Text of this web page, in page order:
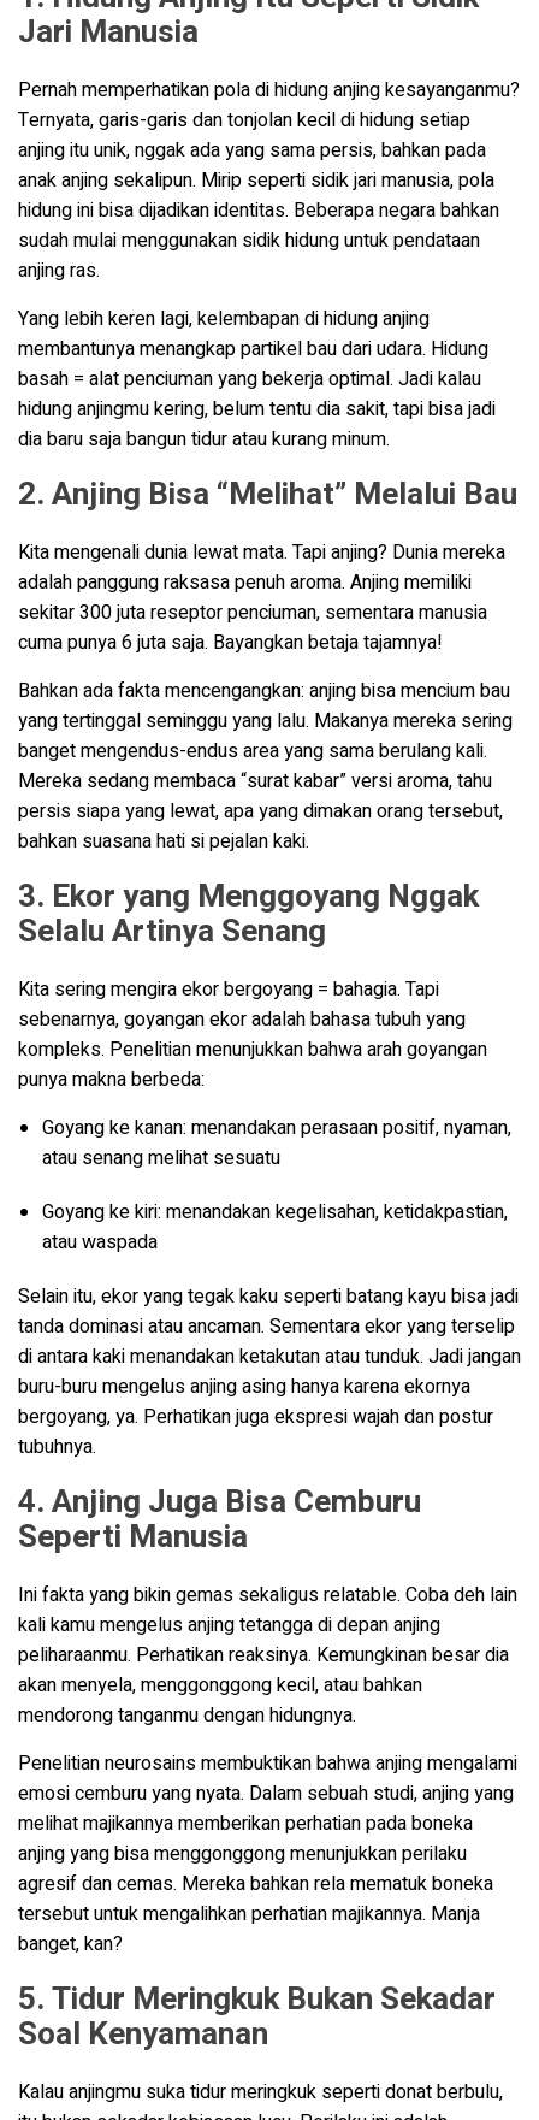
Jari Manusia
Pernah memperhatikan pola di hidung anjing kesayanganmu?
Ternyata, garis-garis dan tonjolan kecil di hidung setiap
anjing itu unik, nggak ada yang sama persis, bahkan pada
anak anjing sekalipun. Mirip seperti sidik jari manusia, pola
hidung ini bisa dijadikan identitas. Beberapa negara bahkan
sudah mulai menggunakan sidik hidung untuk pendataan
anjing ras.
Yang lebih keren lagi, kelembapan di hidung anjing
membantunya menangkap partikel bau dari udara. Hidung
basah = alat penciuman yang bekerja optimal. Jadi kalau
hidung anjingmu kering, belum tentu dia sakit, tapi bisa jadi
dia baru saja bangun tidur atau kurang minum.
2. Anjing Bisa “Melihat” Melalui Bau
Kita mengenali dunia lewat mata. Tapi anjing? Dunia mereka
adalah panggung raksasa penuh aroma. Anjing memiliki
sekitar 300 juta reseptor penciuman, sementara manusia
cuma punya 6 juta saja. Bayangkan betaja tajamnya!
Bahkan ada fakta mencengangkan: anjing bisa mencium bau
yang tertinggal seminggu yang lalu. Makanya mereka sering
banget mengendus-endus area yang sama berulang kali.
Mereka sedang membaca “surat kabar” versi aroma, tahu
persis siapa yang lewat, apa yang dimakan orang tersebut,
bahkan suasana hati si pejalan kaki.
3. Ekor yang Menggoyang Nggak
Selalu Artinya Senang
Kita sering mengira ekor bergoyang = bahagia. Tapi
sebenarnya, goyangan ekor adalah bahasa tubuh yang
kompleks. Penelitian menunjukkan bahwa arah goyangan
punya makna berbeda:
Goyang ke kanan: menandakan perasaan positif, nyaman,
atau senang melihat sesuatu
Goyang ke kiri: menandakan kegelisahan, ketidakpastian,
atau waspada
Selain itu, ekor yang tegak kaku seperti batang kayu bisa jadi
tanda dominasi atau ancaman. Sementara ekor yang terselip
di antara kaki menandakan ketakutan atau tunduk. Jadi jangan
buru-buru mengelus anjing asing hanya karena ekornya
bergoyang, ya. Perhatikan juga ekspresi wajah dan postur
tubuhnya.
4. Anjing Juga Bisa Cemburu
Seperti Manusia
Ini fakta yang bikin gemas sekaligus relatable. Coba deh lain
kali kamu mengelus anjing tetangga di depan anjing
peliharaanmu. Perhatikan reaksinya. Kemungkinan besar dia
akan menyela, menggonggong kecil, atau bahkan
mendorong tanganmu dengan hidungnya.
Penelitian neurosains membuktikan bahwa anjing mengalami
emosi cemburu yang nyata. Dalam sebuah studi, anjing yang
melihat majikannya memberikan perhatian pada boneka
anjing yang bisa menggonggong menunjukkan perilaku
agresif dan cemas. Mereka bahkan rela mematuk boneka
tersebut untuk mengalihkan perhatian majikannya. Manja
banget, kan?
5. Tidur Meringkuk Bukan Sekadar
Soal Kenyamanan
Kalau anjingmu suka tidur meringkuk seperti donat berbulu,